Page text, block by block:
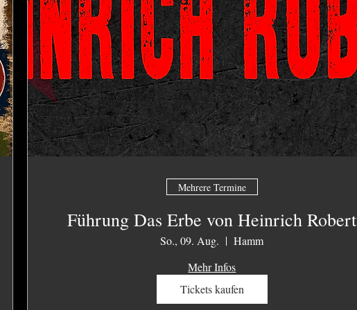
Mehrere Termine
Führung Das Erbe von Heinrich Robert
So., 09. Aug.
Hamm
Mehr Infos
Tickets kaufen